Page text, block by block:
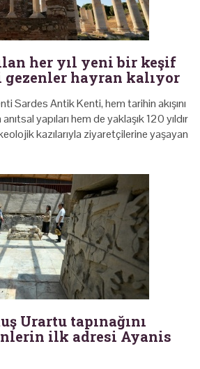
her yıl yeni bir keşif
gezenler hayran kalıyor
Sardes Antik Kenti, hem tarihin akışını
yapıları hem de yaklaşık 120 yıldır
kazılarıyla ziyaretçilerine yaşayan
Urartu tapınağını
ilk adresi Ayanis